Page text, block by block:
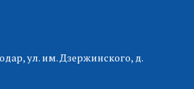
ул. им. Дзержинского, д.